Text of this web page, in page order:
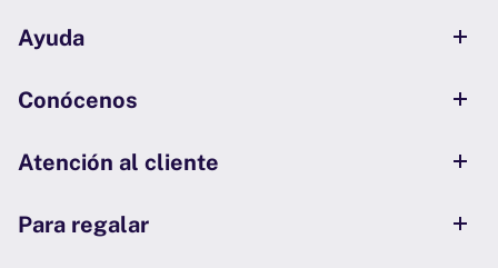
Ayuda
Conócenos
Atención al cliente
Para regalar